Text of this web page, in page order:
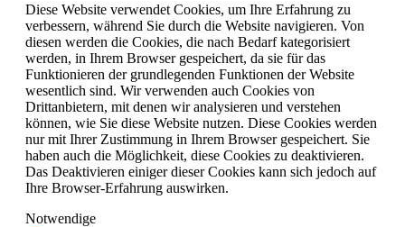
Diese Website verwendet Cookies, um Ihre Erfahrung zu
verbessern, während Sie durch die Website navigieren. Von
diesen werden die Cookies, die nach Bedarf kategorisiert
werden, in Ihrem Browser gespeichert, da sie für das
Funktionieren der grundlegenden Funktionen der Website
wesentlich sind. Wir verwenden auch Cookies von
Drittanbietern, mit denen wir analysieren und verstehen
können, wie Sie diese Website nutzen. Diese Cookies werden
nur mit Ihrer Zustimmung in Ihrem Browser gespeichert. Sie
haben auch die Möglichkeit, diese Cookies zu deaktivieren.
Das Deaktivieren einiger dieser Cookies kann sich jedoch auf
Ihre Browser-Erfahrung auswirken.
Notwendige